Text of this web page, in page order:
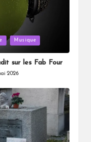
Musique
sur les Fab Four
2026